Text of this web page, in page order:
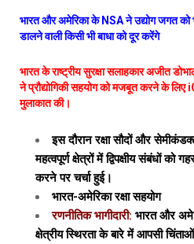
भारत और अमेरिका के NSA ने उद्योग जगत को
डालने वाली किसी भी बाधा को दूर करेंगे
भारत के राष्ट्रीय सुरक्षा सलाहकार अजीत
ने प्रौद्योगिकी सहयोग को मजबूत करने के
मुलाकात की।
इस दौरान रक्षा सौदों और
महत्वपूर्ण क्षेत्रों में द्विपक्षीय संबंधों
करने पर चर्चा हुई।
भारत-अमेरिका रक्षा सहयोग
रणनीतिक भागीदारी: भारत और
क्षेत्रीय स्थिरता के बारे में आपसी